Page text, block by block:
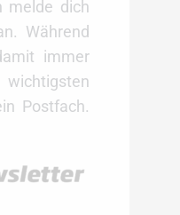
melde dich
Während
immer
Postfach.